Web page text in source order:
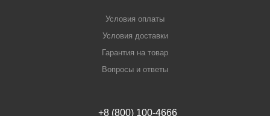
Условия оплаты
Условия доставки
Гарантия на товар
Вопросы и ответы
+8 (800) 100-4666